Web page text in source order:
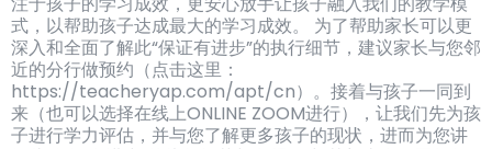
式，以帮助孩子达成最大的学习成效。 为了帮助家长可以更
深入和全面了解此“保证有进步”的执行细节，建议家长与您邻
近的分行做预约（点击这里：
https://teacheryap.com/apt/cn）。接着与孩子一同到
来（也可以选择在线上ONLINE ZOOM进行），让我们先为孩
子进行学力评估，并与您了解更多孩子的现状，进而为您讲